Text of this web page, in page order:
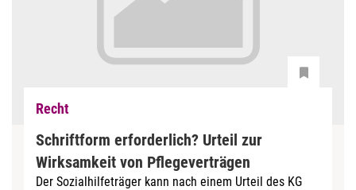
Recht
Schriftform erforderlich? Urteil zur
Wirksamkeit von Pflegeverträgen
Der Sozialhilfeträger kann nach einem Urteil des KG